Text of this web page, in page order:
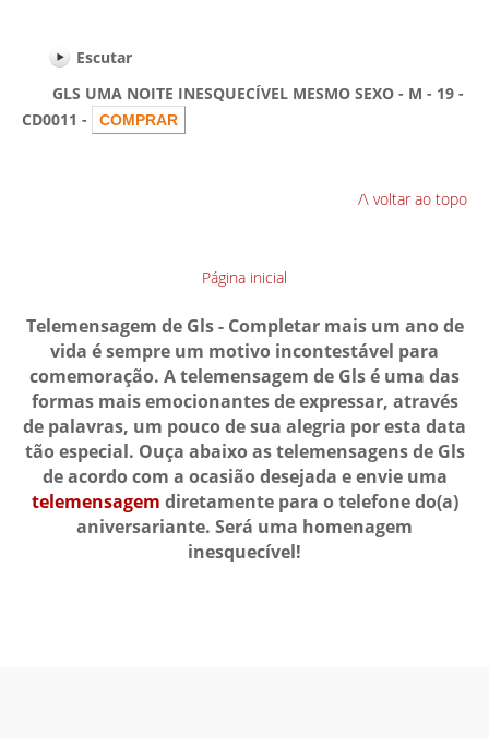
Escutar
GLS UMA NOITE INESQUECÍVEL MESMO SEXO - M - 19 -
CD0011 -
/\ voltar ao topo
Página inicial
Telemensagem de Gls - Completar mais um ano de
vida é sempre um motivo incontestável para
comemoração. A telemensagem de Gls é uma das
formas mais emocionantes de expressar, através
de palavras, um pouco de sua alegria por esta data
tão especial. Ouça abaixo as telemensagens de Gls
de acordo com a ocasião desejada e envie uma
telemensagem diretamente para o telefone do(a)
aniversariante. Será uma homenagem
inesquecível!